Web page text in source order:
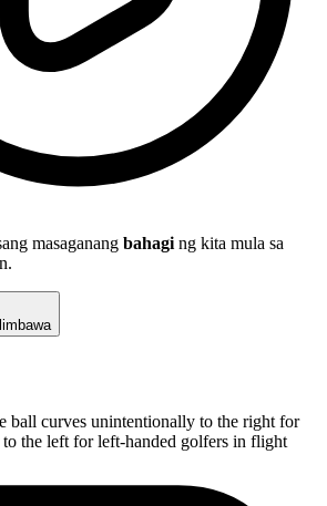
masaganang bahagi ng kita mula sa
ball curves unintentionally to the right for
the left for left-handed golfers in flight